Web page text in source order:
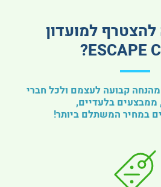
למועדון
ESCAPE
מהנחה קבועה לעצמם ולכל חברי
ממבצעים בלעדיים,
במחיר המשתלם ביותר!